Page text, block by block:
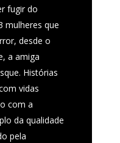
fugir do
mulheres que
desde o
a amiga
Histórias
vidas
com a
da qualidade
pela